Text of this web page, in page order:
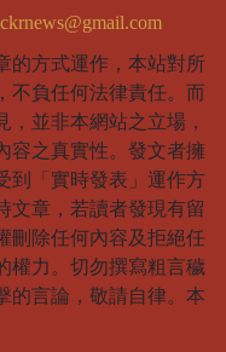
的方式運作，本站對所
不負任何法律責任。而
並非本網站之立場，
容之真實性。發文者擁
到「實時發表」運作方
文章，若讀者發現有留
刪除任何內容及拒絕任
權力。切勿撰寫粗言穢
的言論，敬請自律。本